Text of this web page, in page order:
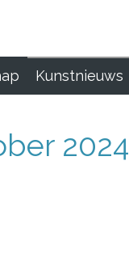
Kunstnieuws
2024